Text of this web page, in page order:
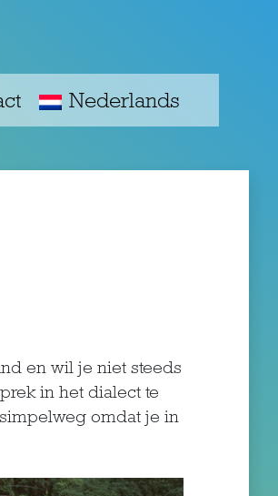
Nederlands
en wil je niet steeds
in het dialect te
omdat je in